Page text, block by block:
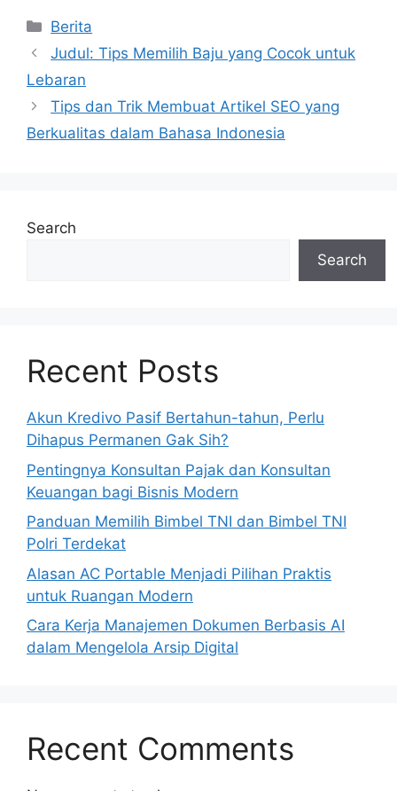
Categories
Berita
Judul: Tips Memilih Baju yang Cocok untuk
Lebaran
Tips dan Trik Membuat Artikel SEO yang
Berkualitas dalam Bahasa Indonesia
Search
Search
Recent Posts
Akun Kredivo Pasif Bertahun-tahun, Perlu
Dihapus Permanen Gak Sih?
Pentingnya Konsultan Pajak dan Konsultan
Keuangan bagi Bisnis Modern
Panduan Memilih Bimbel TNI dan Bimbel TNI
Polri Terdekat
Alasan AC Portable Menjadi Pilihan Praktis
untuk Ruangan Modern
Cara Kerja Manajemen Dokumen Berbasis AI
dalam Mengelola Arsip Digital
Recent Comments